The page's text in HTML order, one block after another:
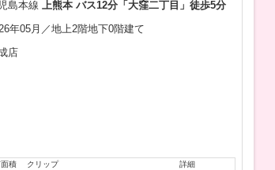
島本線 上熊本 バス12分「大窪二丁目」徒歩5分
年05月／地上2階地下0階建て
店
積 クリップ 詳細